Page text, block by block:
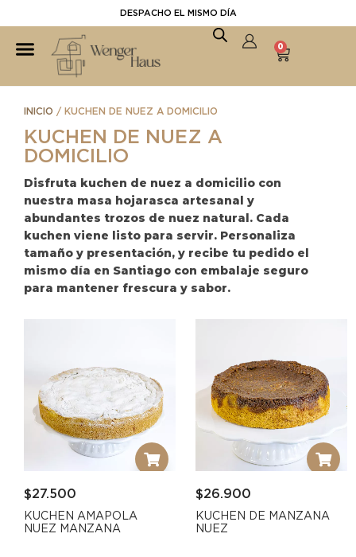
DESPACHO EL MISMO DÍA
0
INICIO / KUCHEN DE NUEZ A DOMICILIO
KUCHEN DE NUEZ A
DOMICILIO
Disfruta kuchen de nuez a domicilio con
nuestra masa hojarasca artesanal y
abundantes trozos de nuez natural. Cada
kuchen viene listo para servir. Personaliza
tamaño y presentación, y recibe tu pedido el
mismo día en Santiago con embalaje seguro
para mantener frescura y sabor.
$27.500
KUCHEN AMAPOLA
NUEZ MANZANA
$26.900
KUCHEN DE MANZANA
NUEZ